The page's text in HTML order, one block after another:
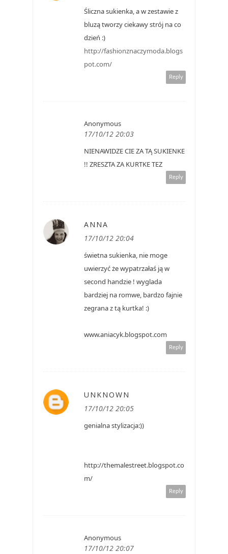
Śliczna sukienka, a w zestawie z
bluzą tworzy ciekawy strój na co
dzień :)
http://fashionznaczymoda.blogs
pot.com/
Reply
Anonymous
17/10/12 20:03
NIENAWIDZE CIE ZA TĄ SUKIENKE
!! ZRESZTA ZA KURTKE TEZ
Reply
ANNA
17/10/12 20:04
świetna sukienka, nie moge
uwierzyć że wypatrzałaś ją w
second handzie ! wyglada
bardziej na romwe, bardzo fajnie
zegrana z tą kurtka! :)
www.aniacyk.blogspot.com
Reply
UNKNOWN
17/10/12 20:05
genialna stylizacja:))
http://themalestreet.blogspot.co
m/
Reply
Anonymous
17/10/12 20:07